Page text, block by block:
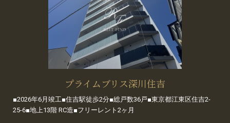
プライムブリス深川住吉
■2026年6月竣工■住吉駅徒歩2分■総戸数36戸■東京都江東区住吉2-
25-6■地上13階 RC造■フリーレント2ヶ月